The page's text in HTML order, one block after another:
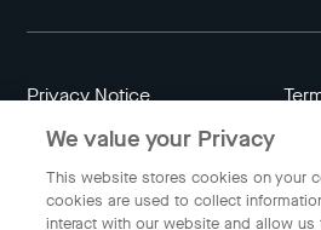
Privacy Notice
Data Attribution
We value your Privacy
This website stores cookies on your
cookies are used to collect
interact with our website and allow us